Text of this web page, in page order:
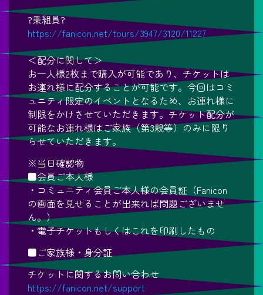
?乗組員?
https://fanicon.net/tours/3947/3120/11227
＜配分に関して＞
お一人様2枚まで購入が可能であり、チケットは
お連れ様に配分することが可能です。今回はコミ
ュニティ限定のイベントとなるため、お連れ様に
制限をかけさせていただきます。チケット配分が
可能なお連れ様はご家族（第3親等）のみに限り
らせていただきます。
※当日確認物
■会員ご本人様
・コミュニティ会員ご本人様の会員証（Fanicon
の画面を見せることが出来れば問題ございませ
ん。）
・電子チケットもしくはこれを印刷したもの
■ご家族様・身分証
チケットに関するお問い合わせ
https://fanicon.net/support